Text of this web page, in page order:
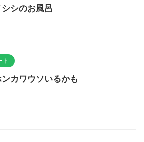
シシのお風呂
ト
カワウソいるかも